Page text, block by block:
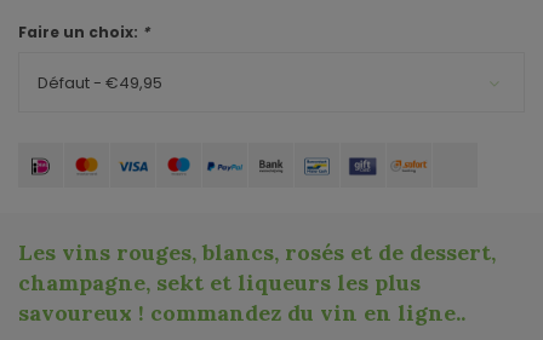
Faire un choix: *
Défaut - €49,95
Les vins rouges, blancs, rosés et de dessert,
champagne, sekt et liqueurs les plus
savoureux ! commandez du vin en ligne..